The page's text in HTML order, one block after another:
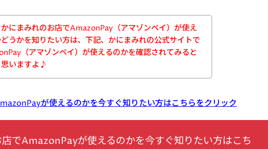
にまみれのお店でAmazonPay（アマゾンペイ）が使え
うかを知りたい方は、下記、かにまみれの公式サイトで
（アマゾンペイ）が使えるのかを確認されてみると
思いますよ♪
が使えるのかを今すぐ知りたい方はこちらをクリック
でAmazonPayが使えるのかを今すぐ知りたい方はこち